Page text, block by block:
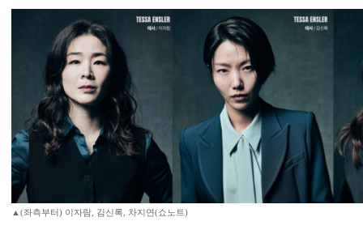
▲(좌측부터) 이자람, 김신록, 차지연(쇼노트)